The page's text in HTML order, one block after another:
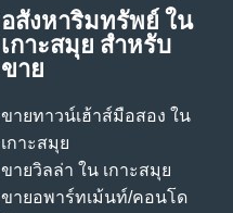
อสังหาริมทรัพย์ ใน
เกาะสมุย สําหรับ
ขาย
ขายทาวน์เฮ้าส์มือสอง ใน
เกาะสมุย
ขายวิลล่า ใน เกาะสมุย
ขายอพาร์ทเม้นท์/คอนโด